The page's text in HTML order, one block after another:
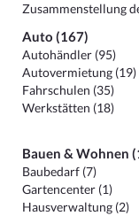
Zusammenstellung
Auto (167)
Autohändler (95)
Autovermietung (19)
Fahrschulen (35)
Werkstätten (18)
Bauen & Wohnen
Baubedarf (7)
Gartencenter (1)
Hausverwaltung (2)